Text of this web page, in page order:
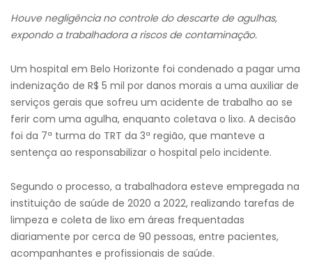
Houve negligência no controle do descarte de agulhas,
expondo a trabalhadora a riscos de contaminação.
Um hospital em Belo Horizonte foi condenado a pagar uma
indenização de R$ 5 mil por danos morais a uma auxiliar de
serviços gerais que sofreu um acidente de trabalho ao se
ferir com uma agulha, enquanto coletava o lixo. A decisão
foi da 7ª turma do TRT da 3ª região, que manteve a
sentença ao responsabilizar o hospital pelo incidente.
Segundo o processo, a trabalhadora esteve empregada na
instituição de saúde de 2020 a 2022, realizando tarefas de
limpeza e coleta de lixo em áreas frequentadas
diariamente por cerca de 90 pessoas, entre pacientes,
acompanhantes e profissionais de saúde.